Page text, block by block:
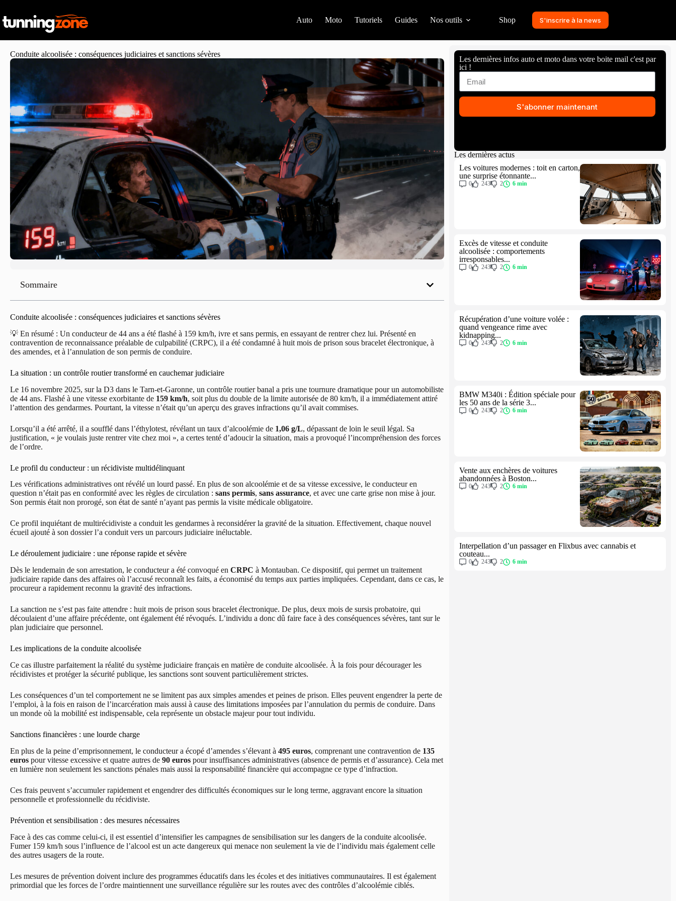
Auto Moto Tutoriels Guides Nos outils Shop S'inscrire à la news
Conduite alcoolisée : conséquences judiciaires et sanctions sévères
Sommaire
Conduite alcoolisée : conséquences judiciaires et sanctions sévères
💡 En résumé : Un conducteur de 44 ans a été flashé à 159 km/h, ivre et sans permis, en essayant de rentrer chez lui. Présenté en
contravention de reconnaissance préalable de culpabilité (CRPC), il a été condamné à huit mois de prison sous bracelet électronique, à
des amendes, et à l’annulation de son permis de conduire.
La situation : un contrôle routier transformé en cauchemar judiciaire
Le 16 novembre 2025, sur la D3 dans le Tarn-et-Garonne, un contrôle routier banal a pris une tournure dramatique pour un automobiliste
de 44 ans. Flashé à une vitesse exorbitante de 159 km/h, soit plus du double de la limite autorisée de 80 km/h, il a immédiatement attiré
l’attention des gendarmes. Pourtant, la vitesse n’était qu’un aperçu des graves infractions qu’il avait commises.
Lorsqu’il a été arrêté, il a soufflé dans l’éthylotest, révélant un taux d’alcoolémie de 1,06 g/L, dépassant de loin le seuil légal. Sa
justification, « je voulais juste rentrer vite chez moi », a certes tenté d’adoucir la situation, mais a provoqué l’incompréhension des forces
de l’ordre.
Le profil du conducteur : un récidiviste multidélinquant
Les vérifications administratives ont révélé un lourd passé. En plus de son alcoolémie et de sa vitesse excessive, le conducteur en
question n’était pas en conformité avec les règles de circulation : sans permis, sans assurance, et avec une carte grise non mise à jour.
Son permis était non prorogé, son état de santé n’ayant pas permis la visite médicale obligatoire.
Ce profil inquiétant de multirécidiviste a conduit les gendarmes à reconsidérer la gravité de la situation. Effectivement, chaque nouvel
écueil ajouté à son dossier l’a conduit vers un parcours judiciaire inéluctable.
Le déroulement judiciaire : une réponse rapide et sévère
Dès le lendemain de son arrestation, le conducteur a été convoqué en CRPC à Montauban. Ce dispositif, qui permet un traitement
judiciaire rapide dans des affaires où l’accusé reconnaît les faits, a économisé du temps aux parties impliquées. Cependant, dans ce cas, le
procureur a rapidement reconnu la gravité des infractions.
La sanction ne s’est pas faite attendre : huit mois de prison sous bracelet électronique. De plus, deux mois de sursis probatoire, qui
découlaient d’une affaire précédente, ont également été révoqués. L’individu a donc dû faire face à des conséquences sévères, tant sur le
plan judiciaire que personnel.
Les implications de la conduite alcoolisée
Ce cas illustre parfaitement la réalité du système judiciaire français en matière de conduite alcoolisée. À la fois pour décourager les
récidivistes et protéger la sécurité publique, les sanctions sont souvent particulièrement strictes.
Les conséquences d’un tel comportement ne se limitent pas aux simples amendes et peines de prison. Elles peuvent engendrer la perte de
l’emploi, à la fois en raison de l’incarcération mais aussi à cause des limitations imposées par l’annulation du permis de conduire. Dans
un monde où la mobilité est indispensable, cela représente un obstacle majeur pour tout individu.
Sanctions financières : une lourde charge
En plus de la peine d’emprisonnement, le conducteur a écopé d’amendes s’élevant à 495 euros, comprenant une contravention de 135
euros pour vitesse excessive et quatre autres de 90 euros pour insuffisances administratives (absence de permis et d’assurance). Cela met
en lumière non seulement les sanctions pénales mais aussi la responsabilité financière qui accompagne ce type d’infraction.
Ces frais peuvent s’accumuler rapidement et engendrer des difficultés économiques sur le long terme, aggravant encore la situation
personnelle et professionnelle du récidiviste.
Prévention et sensibilisation : des mesures nécessaires
Face à des cas comme celui-ci, il est essentiel d’intensifier les campagnes de sensibilisation sur les dangers de la conduite alcoolisée.
Fumer 159 km/h sous l’influence de l’alcool est un acte dangereux qui menace non seulement la vie de l’individu mais également celle
des autres usagers de la route.
Les mesures de prévention doivent inclure des programmes éducatifs dans les écoles et des initiatives communautaires. Il est également
primordial que les forces de l’ordre maintiennent une surveillance régulière sur les routes avec des contrôles d’alcoolémie ciblés.
Les dernières infos auto et moto dans votre boite mail c'est par
ici !
S'abonner maintenant
Les dernières actus
Les voitures modernes : toit en carton,
une surprise étonnante...
0 243 2 6 min
Excès de vitesse et conduite
alcoolisée : comportements
irresponsables...
0 243 2 6 min
Récupération d’une voiture volée :
quand vengeance rime avec
kidnapping...
0 243 2 6 min
BMW M340i : Édition spéciale pour
les 50 ans de la série 3...
0 243 2 6 min
Vente aux enchères de voitures
abandonnées à Boston...
0 243 2 6 min
Interpellation d’un passager en Flixbus avec cannabis et
couteau...
0 243 2 6 min